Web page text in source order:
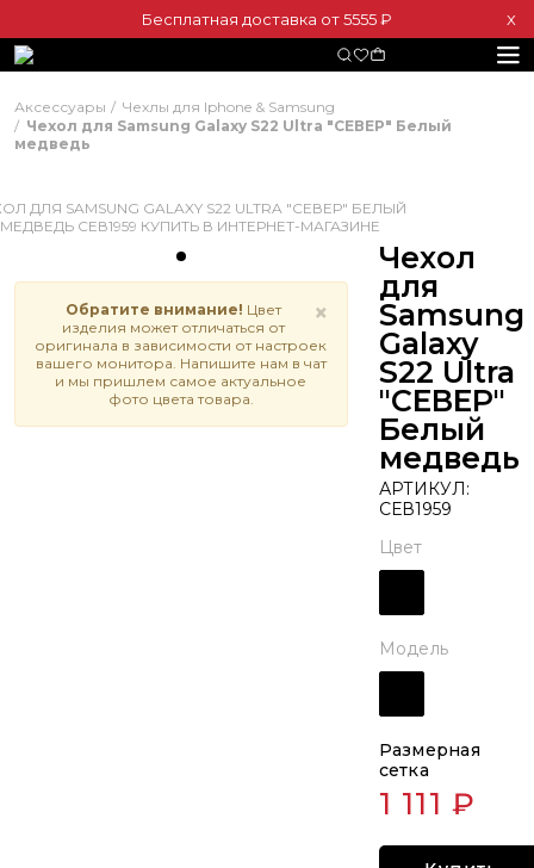
Бесплатная доставка от 5555 ₽ Х
Аксессуары
Чехлы для Iphone & Samsung
Чехол для Samsung Galaxy S22 Ultra "СЕВЕР" Белый
медведь
×
Обратите внимание! Цвет
изделия может отличаться от
оригинала в зависимости от настроек
вашего монитора. Напишите нам в чат
и мы пришлем самое актуальное
фото цвета товара.
Чехол
для
Samsung
Galaxy
S22 Ultra
"СЕВЕР"
Белый
медведь
АРТИКУЛ:
СЕВ1959
Цвет
Модель
Размерная
сетка
1 111 ₽